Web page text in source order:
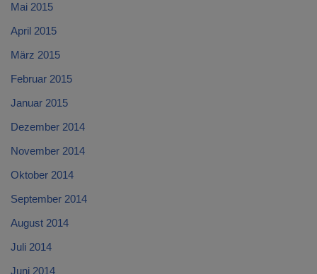
Mai 2015
April 2015
März 2015
Februar 2015
Januar 2015
Dezember 2014
November 2014
Oktober 2014
September 2014
August 2014
Juli 2014
Juni 2014